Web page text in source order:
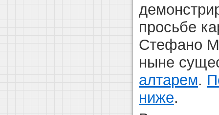
просьбе
Стефано
ныне
алтарем.
ниже.